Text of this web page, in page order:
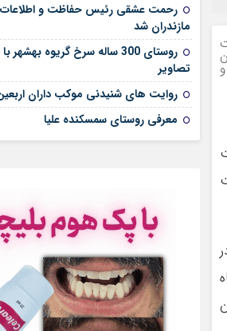
رحمت عشقی رئیس حفاظت و اطلاعات
مازندران شد
روستای 300 ساله سرخ ‌گریوه
تصاویر
روایت های شنیدنی موکب داران
معرفی روستای سمسکنده علیا